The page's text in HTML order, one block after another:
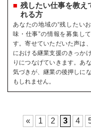
残したい仕事を教え
れる方
あなたの地域の“残したいお
味・仕事”の情報を募集し
す。寄せていただいた声は
における継業支援のきっか
りにつなげていきます。あ
気づきが、継業の後押しに
もしれません。
«
1 2 3 4